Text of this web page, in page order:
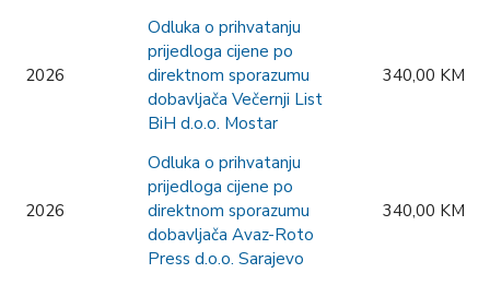
2026
Odluka o prihvatanju
prijedloga cijene po
direktnom sporazumu
dobavljača Večernji List
BiH d.o.o. Mostar
340,00 KM
2026
Odluka o prihvatanju
prijedloga cijene po
direktnom sporazumu
dobavljača Avaz-Roto
Press d.o.o. Sarajevo
340,00 KM